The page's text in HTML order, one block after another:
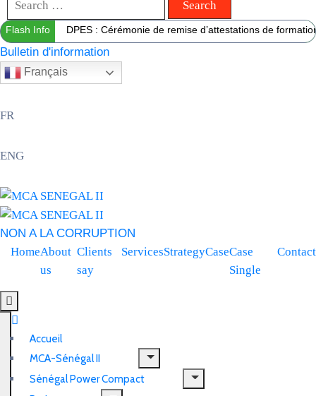
Flash Info DPES : Cérémonie de remise d’attestations de
Bulletin d'information
Français
FR
ENG
NON A LA CORRUPTION
HomeAbout
us
Clients
say
ServicesStrategyCaseCase
Single
Contact
Hamburger Toggle Menu
Accueil
MCA-Sénégal II
Sénégal Power Compact